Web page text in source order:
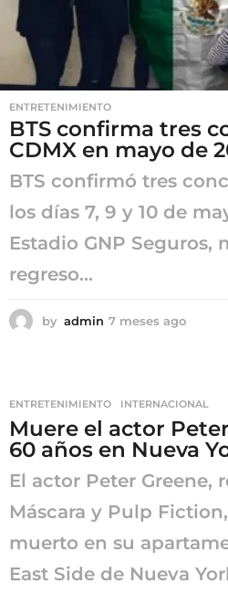
ENTRETENIMIENTO
BTS confirma tres
CDMX en mayo de
BTS confirmó tres
los días 7, 9 y 10 de
Estadio GNP Seguros,
regreso...
by admin 7 meses ago
s
a
g
o
ENTRETENIMIENTO ,INTERNACIONAL
Muere el actor
60 años en Nueva
El actor Peter Greene,
Máscara y Pulp
muerto en su
East Side de Nueva